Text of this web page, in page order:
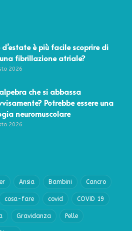
d’estate è più facile scoprire di
fibrillazione atriale?
2026
che si abbassa
Potrebbe essere una
neuromuscolare
2026
Ansia Bambini Cancro
cosa-fare covid COVID 19
Gravidanza Pelle